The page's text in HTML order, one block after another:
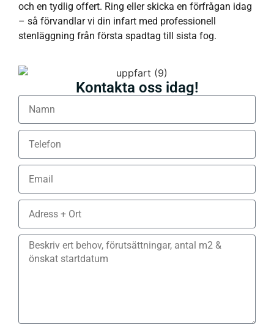
och en tydlig offert. Ring eller skicka en förfrågan idag
– så förvandlar vi din infart med professionell
stenläggning från första spadtag till sista fog.
Kontakta oss idag!